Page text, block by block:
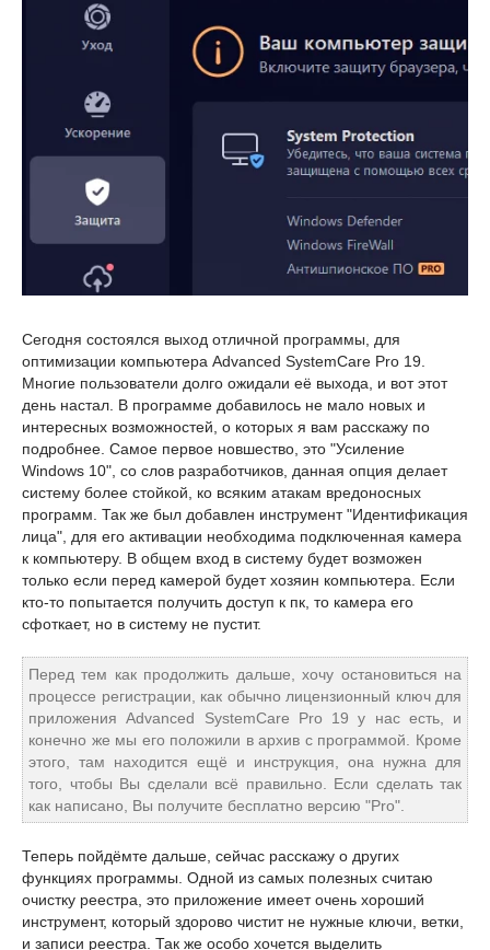
Сегодня состоялся выход отличной программы, для
оптимизации компьютера Advanced SystemCare Pro 19.
Многие пользователи долго ожидали её выхода, и вот этот
день настал. В программе добавилось не мало новых и
интересных возможностей, о которых я вам расскажу по
подробнее. Самое первое новшество, это "Усиление
Windows 10", со слов разработчиков, данная опция делает
систему более стойкой, ко всяким атакам вредоносных
программ. Так же был добавлен инструмент "Идентификация
лица", для его активации необходима подключенная камера
к компьютеру. В общем вход в систему будет возможен
только если перед камерой будет хозяин компьютера. Если
кто-то попытается получить доступ к пк, то камера его
сфоткает, но в систему не пустит.
Перед тем как продолжить дальше, хочу остановиться на
процессе регистрации, как обычно лицензионный ключ для
приложения Advanced SystemCare Pro 19 у нас есть, и
конечно же мы его положили в архив с программой. Кроме
этого, там находится ещё и инструкция, она нужна для
того, чтобы Вы сделали всё правильно. Если сделать так
как написано, Вы получите бесплатно версию "Pro".
Теперь пойдёмте дальше, сейчас расскажу о других
функциях программы. Одной из самых полезных считаю
очистку реестра, это приложение имеет очень хороший
инструмент, который здорово чистит не нужные ключи, ветки,
и записи реестра. Так же особо хочется выделить